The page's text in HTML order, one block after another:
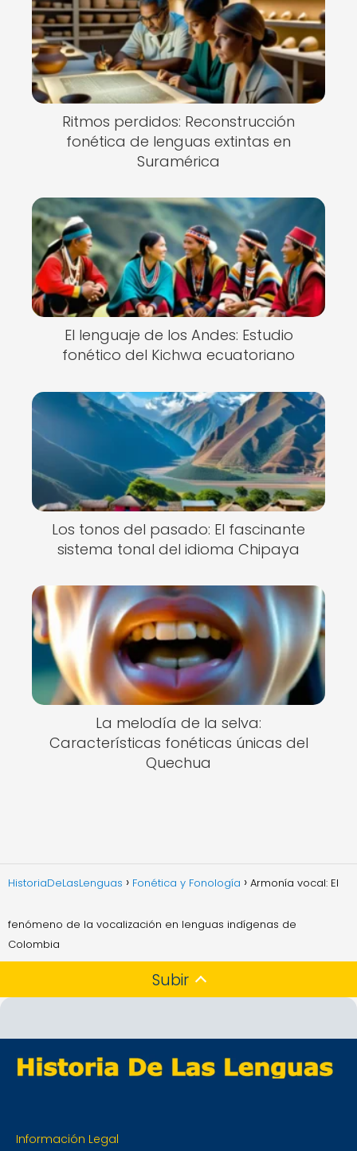
Ritmos perdidos: Reconstrucción
fonética de lenguas extintas en
Suramérica
El lenguaje de los Andes: Estudio
fonético del Kichwa ecuatoriano
Los tonos del pasado: El fascinante
sistema tonal del idioma Chipaya
La melodía de la selva:
Características fonéticas únicas del
Quechua
HistoriaDeLasLenguas Fonética y Fonología Armonía vocal: El
fenómeno de la vocalización en lenguas indígenas de
Colombia
Subir
Información Legal